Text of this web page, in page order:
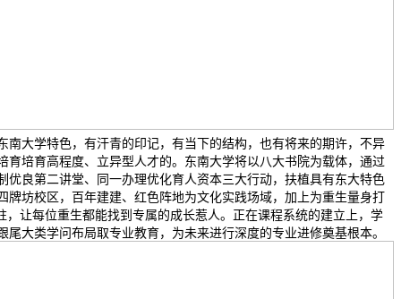
南大学特色，有汗青的印记，有当下的结构，也有将来的期许，不异
育培育高程度、立异型人才的。东南大学将以八大书院为载体，通过
优良第二讲堂、同一办理优化育人资本三大行动，扶植具有东大特色
牌坊校区，百年建建、红色阵地为文化实践场域，加上为重生量身打
，让每位重生都能找到专属的成长惹人。正在课程系统的建立上，学
尾大类学问布局取专业教育，为未来进行深度的专业进修奠基根本。